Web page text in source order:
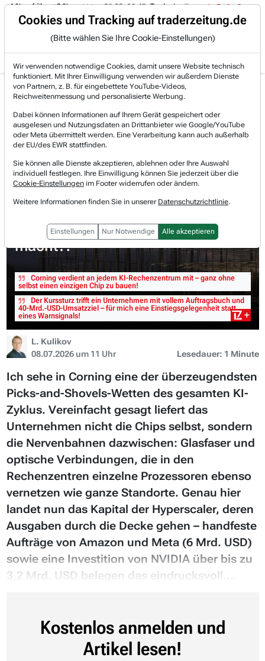
Trading-Room
% auf über +3 %. 06.08. 16:49 Trade des Tages 06.08.
Gratis Account Login
Jetzt registrieren und gratis Artikel lesen.
Bereits bei TraderFox registriert? Jetzt anmelden!
Home Börsen-Nachrichten
Meinungen
Corning – der stille Profiteur des KI-Baubooms, ...
Corning – der stille Profiteur des
KI-Baubooms, den der Selloff
gerade zum Schnäppchen
macht?!
Corning verdient an jedem KI-Rechenzentrum mit – ganz ohne
selbst einen einzigen Chip zu bauen!
Der Kurssturz trifft ein Unternehmen mit vollem Auftragsbuch und
40-Mrd.-USD-Umsatzziel – für mich eine Einstiegsgelegenheit statt
eines Warnsignals!
L. Kulikov
08.07.2026 um 11 Uhr
Lesedauer: 1 Minute
Ich sehe in Corning eine der überzeugendsten
Picks-and-Shovels-Wetten des gesamten KI-
Zyklus. Vereinfacht gesagt liefert das
Unternehmen nicht die Chips selbst, sondern
die Nervenbahnen dazwischen: Glasfaser und
optische Verbindungen, die in den
Rechenzentren einzelne Prozessoren ebenso
vernetzen wie ganze Standorte. Genau hier
landet nun das Kapital der Hyperscaler, deren
Ausgaben durch die Decke gehen – handfeste
Aufträge von Amazon und Meta (6 Mrd. USD)
sowie eine Investition von NVIDIA über bis zu
3,2 Mrd. USD belegen das eindrucksvoll....
Kostenlos anmelden und
Artikel lesen!
Cookies und Tracking auf traderzeitung.de
(Bitte wählen Sie Ihre Cookie-Einstellungen)
Wir verwenden notwendige Cookies, damit unsere Website technisch
funktioniert. Mit Ihrer Einwilligung verwenden wir außerdem Dienste
von Partnern, z. B. für eingebettete YouTube-Videos,
Reichweitenmessung und personalisierte Werbung.
Dabei können Informationen auf Ihrem Gerät gespeichert oder
ausgelesen und Nutzungsdaten an Drittanbieter wie Google/YouTube
oder Meta übermittelt werden. Eine Verarbeitung kann auch außerhalb
der EU/des EWR stattfinden.
Sie können alle Dienste akzeptieren, ablehnen oder Ihre Auswahl
individuell festlegen. Ihre Einwilligung können Sie jederzeit über die
Cookie-Einstellungen im Footer widerrufen oder ändern.
Weitere Informationen finden Sie in unserer Datenschutzrichtlinie.
Einstellungen Nur Notwendige Alle akzeptieren